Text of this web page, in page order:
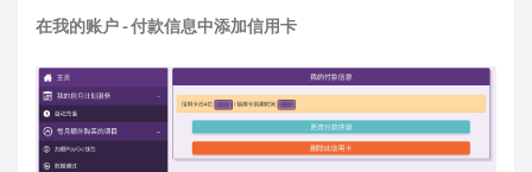
在我的账户 - 付款信息中添加信用卡